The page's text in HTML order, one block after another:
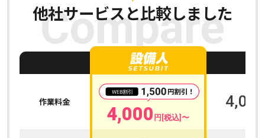
Compare
他社サービスと比較しました
作業料金
4,000 円[税込]〜
4,000